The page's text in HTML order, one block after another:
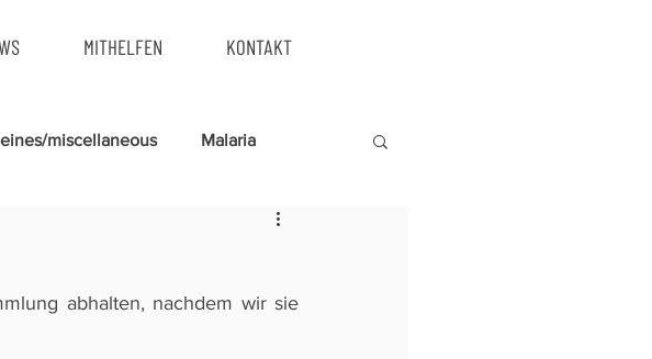
MITHELFEN KONTAKT
miscellaneous Malaria
abhalten, nachdem wir sie